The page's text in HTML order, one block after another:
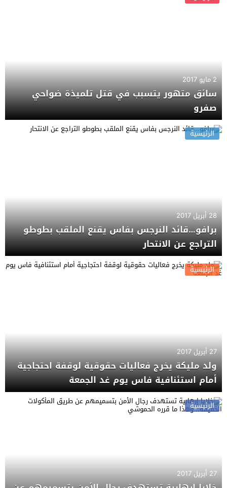
2 مايو 2017
سائق متهور يتسبب في قتل تلميذة ضواحي
صفرو
الرئيسية
28 أبريل 2017
برافو…قائد النرجس بفاس يقنع الملقب بطوطو
التراجع عن الانتحار
الرئيسية
27 أبريل 2017
ولد مليكة يخرج فعاليات حقوقية لوقفة احتجاجية
أمام استئنافية فاس يوم غد الجمعة
الرئيسية
27 أبريل 2017